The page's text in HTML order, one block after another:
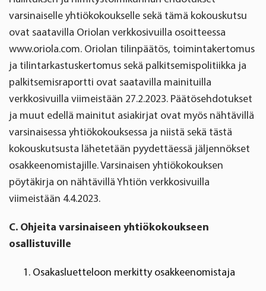
varsinaiselle yhtiökokoukselle sekä tämä kokouskutsu
ovat saatavilla Oriolan verkkosivuilla osoitteessa
www.oriola.com. Oriolan tilinpäätös, toimintakertomus
ja tilintarkastuskertomus sekä palkitsemispolitiikka ja
palkitsemisraportti ovat saatavilla mainituilla
verkkosivuilla viimeistään 27.2.2023. Päätösehdotukset
ja muut edellä mainitut asiakirjat ovat myös nähtävillä
varsinaisessa yhtiökokouksessa ja niistä sekä tästä
kokouskutsusta lähetetään pyydettäessä jäljennökset
osakkeenomistajille. Varsinaisen yhtiökokouksen
pöytäkirja on nähtävillä Yhtiön verkkosivuilla
viimeistään 4.4.2023.
C. Ohjeita varsinaiseen yhtiökokoukseen
osallistuville
Osakasluetteloon merkitty osakkeenomistaja